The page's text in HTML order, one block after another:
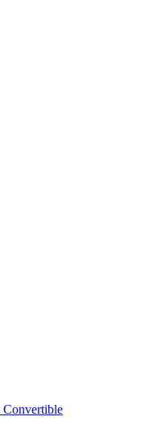
Convertible